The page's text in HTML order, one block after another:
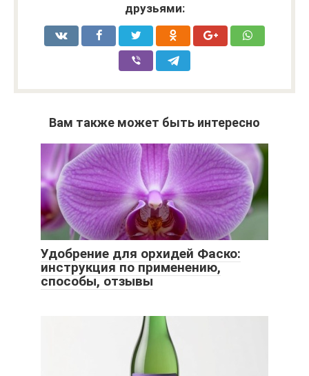
друзьями:
Вам также может быть интересно
Удобрение для орхидей Фаско:
инструкция по применению,
способы, отзывы